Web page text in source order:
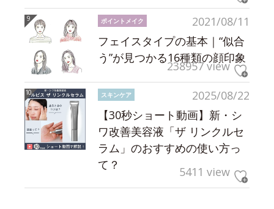
2021/08/11
ポイントメイク
フェイスタイプの基本｜“似合
う”が見つかる16種類の顔印象
238957 view
2025/08/22
スキンケア
【30秒ショート動画】新・シ
ワ改善美容液「ザ リンクルセ
ラム」のおすすめの使い方っ
て？
5411 view